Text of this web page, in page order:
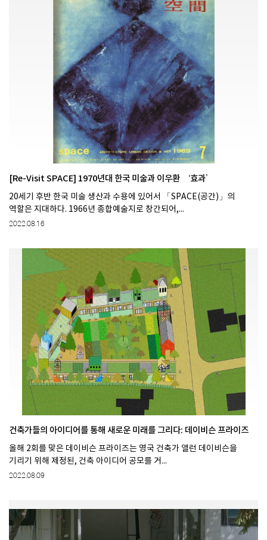
[Re-Visit SPACE] 1970년대 한국 미술과 이우환 ‘효과’
20세기 후반 한국 미술 생산과 수용에 있어서 「SPACE(공간)」의
역할은 지대하다. 1966년 종합예술지로 창간되어,...
2022.08.16
건축가들의 아이디어를 통해 새로운 미래를 그리다: 데이비슨 프라이즈
올해 2회를 맞은 데이비슨 프라이즈는 영국 건축가 앨런 데이비슨을
기리기 위해 제정된, 건축 아이디어 공모를 거...
2022.08.09